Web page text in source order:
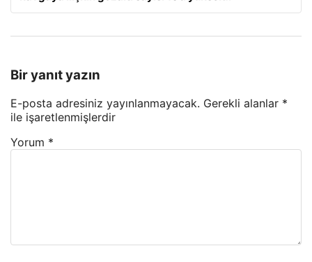
Bir yanıt yazın
E-posta adresiniz yayınlanmayacak. Gerekli alanlar *
ile işaretlenmişlerdir
Yorum *